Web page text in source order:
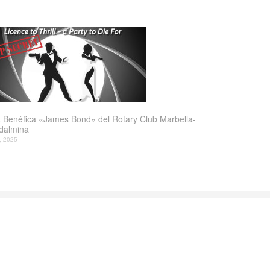
Benéfica «James Bond» del Rotary Club Marbella-
2025